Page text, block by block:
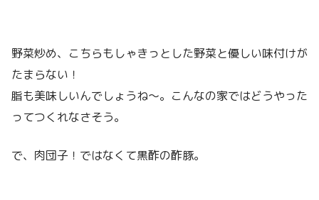
野菜炒め、こちらもしゃきっとした野菜と優しい味付けが
たまらない！
脂も美味しいんでしょうね〜。こんなの家ではどうやった
ってつくれなさそう。
で、肉団子！ではなくて黒酢の酢豚。